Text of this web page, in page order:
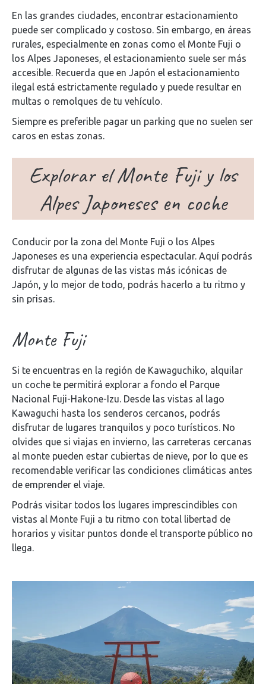
En las grandes ciudades, encontrar estacionamiento
puede ser complicado y costoso. Sin embargo, en áreas
rurales, especialmente en zonas como el Monte Fuji o
los Alpes Japoneses, el estacionamiento suele ser más
accesible. Recuerda que en Japón el estacionamiento
ilegal está estrictamente regulado y puede resultar en
multas o remolques de tu vehículo.
Siempre es preferible pagar un parking que no suelen ser
caros en estas zonas.
Explorar el Monte Fuji y los
Alpes Japoneses en coche
Conducir por la zona del Monte Fuji o los Alpes
Japoneses es una experiencia espectacular. Aquí podrás
disfrutar de algunas de las vistas más icónicas de
Japón, y lo mejor de todo, podrás hacerlo a tu ritmo y
sin prisas.
Monte Fuji
Si te encuentras en la región de Kawaguchiko, alquilar
un coche te permitirá explorar a fondo el Parque
Nacional Fuji-Hakone-Izu. Desde las vistas al lago
Kawaguchi hasta los senderos cercanos, podrás
disfrutar de lugares tranquilos y poco turísticos. No
olvides que si viajas en invierno, las carreteras cercanas
al monte pueden estar cubiertas de nieve, por lo que es
recomendable verificar las condiciones climáticas antes
de emprender el viaje.
Podrás visitar todos los lugares imprescindibles con
vistas al Monte Fuji a tu ritmo con total libertad de
horarios y visitar puntos donde el transporte público no
llega.